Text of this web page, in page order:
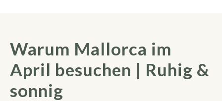
Warum Mallorca im
April besuchen | Ruhig &
sonnig